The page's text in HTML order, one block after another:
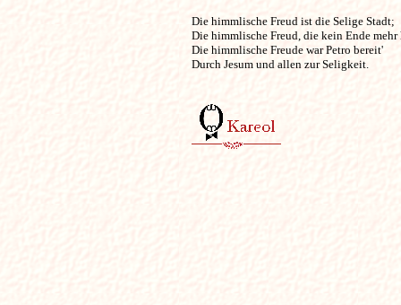
Die himmlische Freud ist die Selige Stadt;
Die himmlische Freud, die kein Ende mehr
Die himmlische Freude war Petro bereit'
Durch Jesum und allen zur Seligkeit.